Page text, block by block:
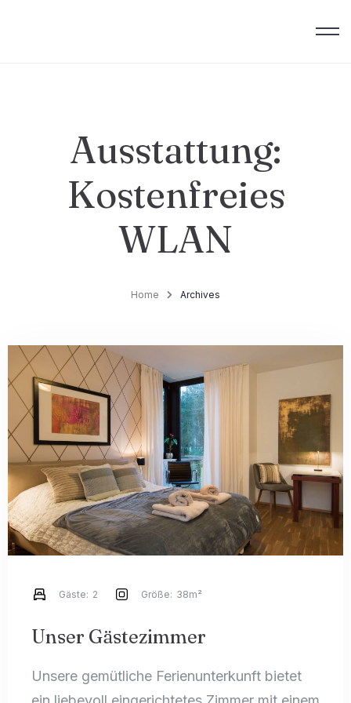
Ausstattung:
Kostenfreies
WLAN
Home Archives
Unser Gästezimmer
Unsere gemütliche Ferienunterkunft bietet
Gäste: 2 Größe: 38m²
Anreise
Gäste